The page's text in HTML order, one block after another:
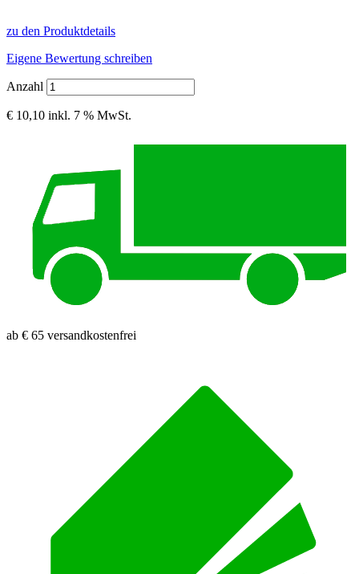
zu den Produktdetails
Eigene Bewertung schreiben
Anzahl
€ 10,10 inkl. 7 % MwSt.
ab € 65 versandkostenfrei